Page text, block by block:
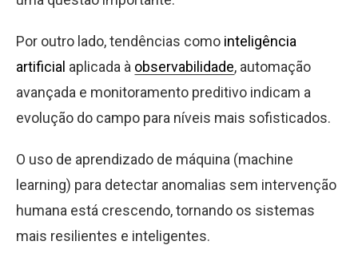
Por outro lado, tendências como inteligência
artificial aplicada à observabilidade, automação
avançada e monitoramento preditivo indicam a
evolução do campo para níveis mais sofisticados.
O uso de aprendizado de máquina (machine
learning) para detectar anomalias sem intervenção
humana está crescendo, tornando os sistemas
mais resilientes e inteligentes.